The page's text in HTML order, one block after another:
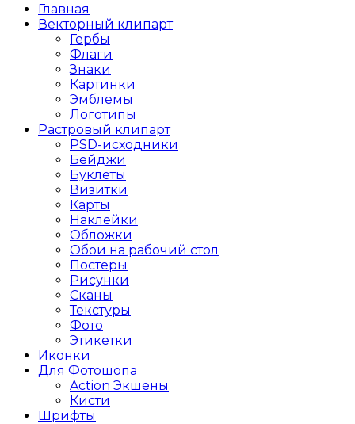
Главная
Векторный клипарт
Гербы
Флаги
Знаки
Картинки
Эмблемы
Логотипы
Растровый клипарт
PSD-исходники
Бейджи
Буклеты
Визитки
Карты
Наклейки
Обложки
Обои на рабочий стол
Постеры
Рисунки
Сканы
Текстуры
Фото
Этикетки
Иконки
Для Фотошопа
Action Экшены
Кисти
Шрифты